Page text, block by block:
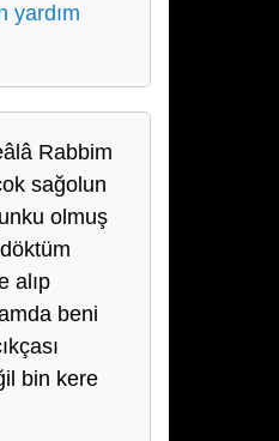
yardım
Rabbim
sağolun
olmuş
alıp
beni
bin kere